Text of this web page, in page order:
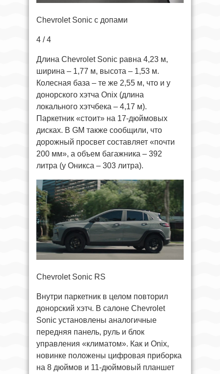
Chevrolet Sonic с допами
4 / 4
Длина Chevrolet Sonic равна 4,23 м,
ширина – 1,77 м, высота – 1,53 м.
Колесная база – те же 2,55 м, что и у
донорского хэтча Onix (длина
локального хэтчбека – 4,17 м).
Паркетник «стоит» на 17-дюймовых
дисках. В GM также сообщили, что
дорожный просвет составляет «почти
200 мм», а объем багажника – 392
литра (у Оникса – 303 литра).
Chevrolet Sonic RS
Внутри паркетник в целом повторил
донорский хэтч. В салоне Chevrolet
Sonic установлены аналогичные
передняя панель, руль и блок
управления «климатом». Как и Onix,
новинке положены цифровая приборка
на 8 дюймов и 11-дюймовый планшет